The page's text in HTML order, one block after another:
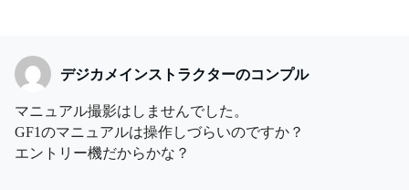
デジカメインストラクターのコンプル
マニュアル撮影はしませんでした。
GF1のマニュアルは操作しづらいのですか？
エントリー機だからかな？